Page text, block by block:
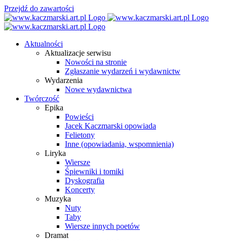
Przejdź do zawartości
Aktualności
Aktualizacje serwisu
Nowości na stronie
Zgłaszanie wydarzeń i wydawnictw
Wydarzenia
Nowe wydawnictwa
Twórczość
Epika
Powieści
Jacek Kaczmarski opowiada
Felietony
Inne (opowiadania, wspomnienia)
Liryka
Wiersze
Śpiewniki i tomiki
Dyskografia
Koncerty
Muzyka
Nuty
Taby
Wiersze innych poetów
Dramat